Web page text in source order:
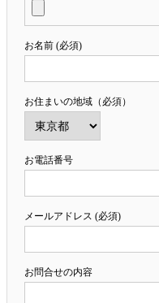
お名前 (必須)
お住まいの地域（必須）
お電話番号
メールアドレス (必須)
お問合せの内容